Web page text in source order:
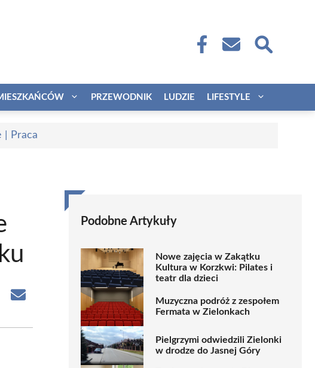
PRZEWODNIK LUDZIE LIFESTYLE
| Praca
Share
Podobne Artykuły
Nowe zajęcia w Zakątku
Kultura w Korzkwi: Pilates i
teatr dla dzieci
Muzyczna podróż z zespołem
Fermata w Zielonkach
Pielgrzymi odwiedzili Zielonki
w drodze do Jasnej Góry